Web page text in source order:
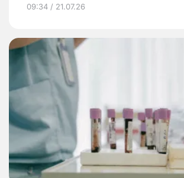
09:34 / 21.07.26